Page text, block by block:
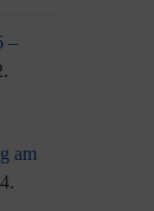
–
am